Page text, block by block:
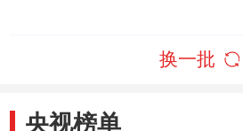
换一批
央视榜单